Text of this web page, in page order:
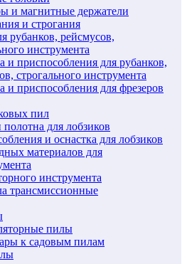
и магнитные держатели
и строгания
рубанков, рейсмусов,
инструмента
и приспособления для рубанков,
строгального инструмента
и приспособления для фрезеров
пил
для лобзиков
и оснастка для лобзиков
материалов для
инструмента
трансмиссионные
пилы
к садовым пилам